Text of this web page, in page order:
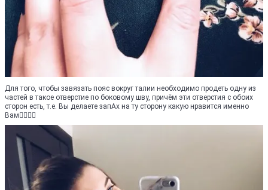
Для того, чтобы завязать пояс вокруг талии необходимо продеть одну из
частей в такое отверстие по боковому шву, причём эти отверстия с обоих
сторон есть, т.е. Вы делаете запАх на ту сторону какую нравится именно
Вам👍🏼👍🏼